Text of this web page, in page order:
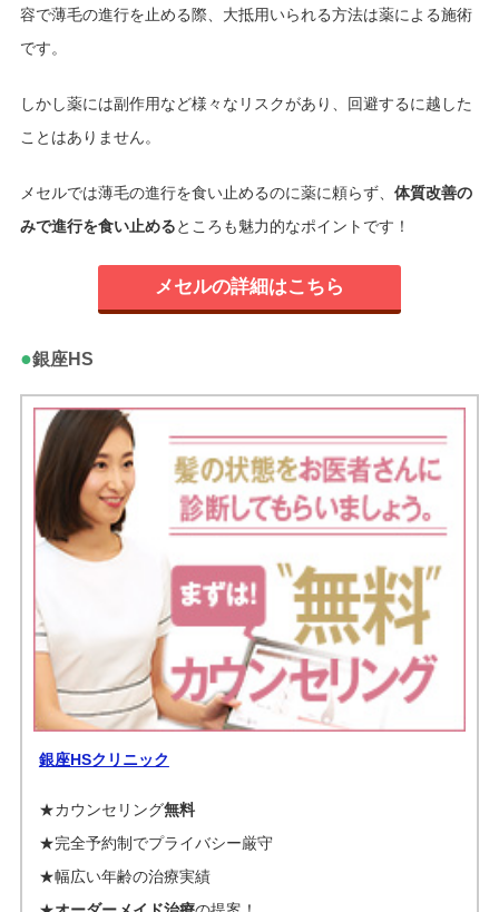
容で薄毛の進行を止める際、大抵用いられる方法は薬による施術
です。
しかし薬には副作用など様々なリスクがあり、回避するに越した
ことはありません。
メセルでは薄毛の進行を食い止めるのに薬に頼らず、 体質改善の
みで進行を食い止めるところも魅力的なポイントです！
メセルの詳細はこちら
●銀座HS
銀座HSクリニック
★カウンセリング無料
★完全予約制でプライバシー厳守
★幅広い年齢の治療実績